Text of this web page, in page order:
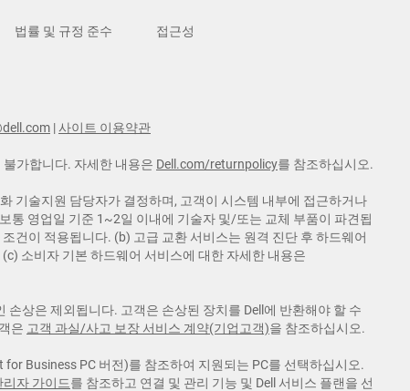
법률 및 규정 준수 접근성
|사이트 이용약관
가합니다. 자세한 내용은 Dell.com/returnpolicy를 참조하십시오.
기술지원 담당자가 결정하며, 고객이 시스템 내부에 접근하거나
통 영업일 기준 1~2일 이내에 기술자 및/또는 교체 부품이 파견됩
건이 적용됩니다. (b) 고급 교환 서비스는 원격 진단 후 하드웨어
소비자 기본 하드웨어 서비스에 대한 자세한 내용은
상은 제외됩니다. 고객은 손상된 장치를 Dell에 반환해야 할 수
은 고객 과실/사고 보장 서비스 계약(기업고객)을 참조하십시오.
Business PC 버전)를 참조하여 지원되는 PC를 선택하십시오.
리자 가이드를 참조하고 연결 및 관리 기능 및 Dell 서비스 플랜을 선